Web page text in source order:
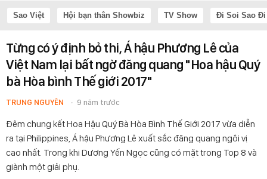
Sao Việt Hội bạn thân Showbiz TV Show Đi Soi Sao Đi
Từng có ý định bỏ thi, Á hậu Phương Lê của
Việt Nam lại bất ngờ đăng quang "Hoa hậu Quý
bà Hòa bình Thế giới 2017"
TRUNG NGUYÊN 9 năm trước
Đêm chung kết Hoa Hậu Quý Bà Hòa Bình Thế Giới 2017 vừa diễn
ra tại Philippines, Á hậu Phương Lê xuất sắc đăng quang ngôi vị
cao nhất. Trong khi Dương Yến Ngọc cũng có mặt trong Top 8 và
giành một giải phụ.